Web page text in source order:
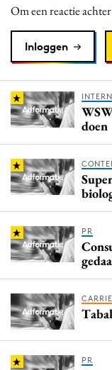
Purpose Marketing
Reputatie & crisis
Om een reactie
Inloggen
doen
PR
PR